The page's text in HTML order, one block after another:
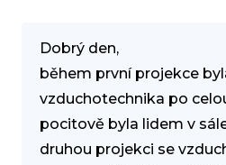
Dobrý den,
během první projekce
vzduchotechnika po
pocitově byla lidem v
druhou projekci se